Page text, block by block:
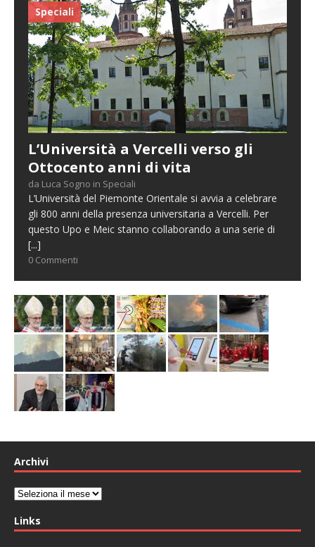
Speciali
L’Università a Vercelli verso gli
Ottocento anni di vita
da Luca Sogno in Speciali
L’Università del Piemonte Orientale si avvia a celebrare
gli 800 anni della presenza universitaria a Vercelli. Per
questo Upo e Meic stanno collaborando a una serie di
[...]
0 Commenti
Archivi
Archivi
Links